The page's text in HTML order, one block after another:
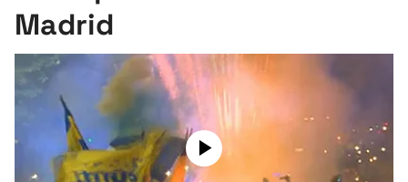
Pelota
Remo
Baloncesto
Ciclismo
Madrid